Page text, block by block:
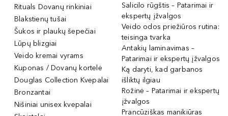
Rituals Dovanų rinkiniai
Blakstienų tušai
Šukos ir plaukų šepečiai
Lūpų blizgiai
Veido kremai vyrams
Kuponas / Dovanų kortelė
Douglas Collection Kvepalai
Bronzantai
Nišiniai unisex kvepalai
Salicilo rūgštis – Patarimai ir
ekspertų įžvalgos
Veido odos priežiūros rutina:
teisinga tvarka
Antakių laminavimas –
Patarimai ir ekspertų įžvalgos
Ką daryti, kad garbanos
išliktų ilgiau
Rožinė – Patarimai ir ekspertų
įžvalgos
Prancūziškas manikiūras